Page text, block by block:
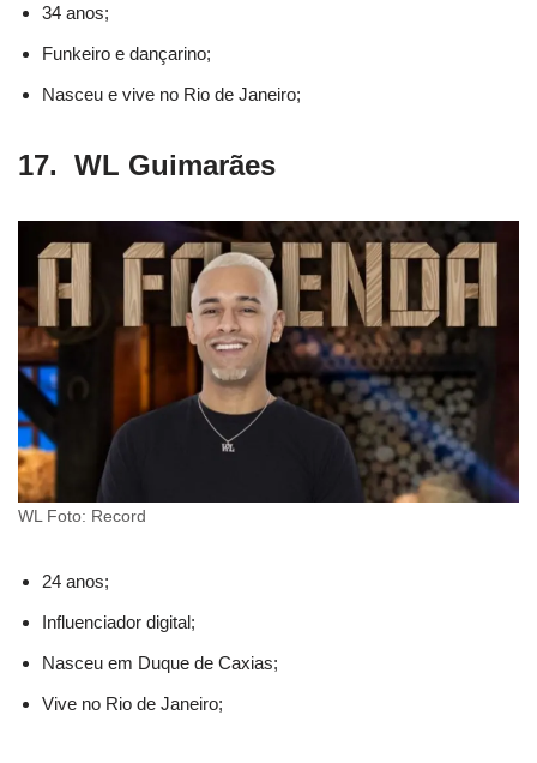
34 anos;
Funkeiro e dançarino;
Nasceu e vive no Rio de Janeiro;
17. WL Guimarães
WL Foto: Record
24 anos;
Influenciador digital;
Nasceu em Duque de Caxias;
Vive no Rio de Janeiro;